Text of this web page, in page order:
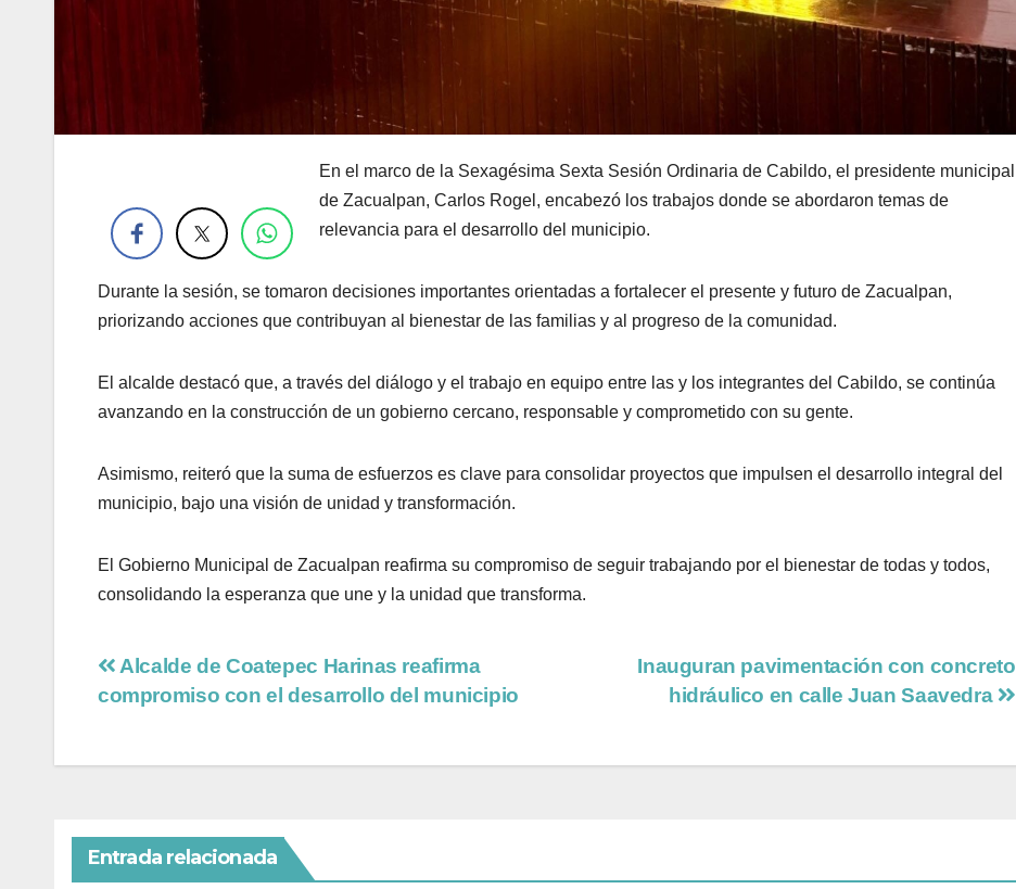
En el marco de la Sexagésima Sexta Sesión Ordinaria de Cabildo, el presidente municipal
de Zacualpan, Carlos Rogel, encabezó los trabajos donde se abordaron temas de
relevancia para el desarrollo del municipio.
Durante la sesión, se tomaron decisiones importantes orientadas a fortalecer el presente y futuro de Zacualpan,
priorizando acciones que contribuyan al bienestar de las familias y al progreso de la comunidad.
El alcalde destacó que, a través del diálogo y el trabajo en equipo entre las y los integrantes del Cabildo, se continúa
avanzando en la construcción de un gobierno cercano, responsable y comprometido con su gente.
Asimismo, reiteró que la suma de esfuerzos es clave para consolidar proyectos que impulsen el desarrollo integral del
municipio, bajo una visión de unidad y transformación.
El Gobierno Municipal de Zacualpan reafirma su compromiso de seguir trabajando por el bienestar de todas y todos,
consolidando la esperanza que une y la unidad que transforma.
Inauguran pavimentación con concreto
hidráulico en calle Juan Saavedra
Alcalde de Coatepec Harinas reafirma
compromiso con el desarrollo del municipio
Entrada relacionada